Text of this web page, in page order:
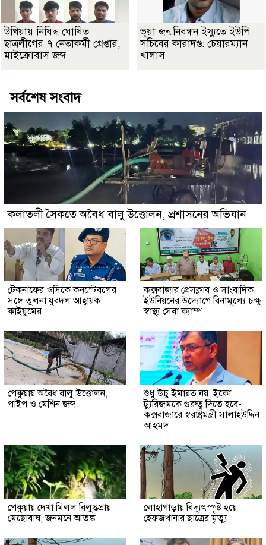
উখিয়ায় নিষিদ্ধ ঘোষিত
ছাত্রলীগের ৭ নেতাকর্মী গ্রেপ্তার,
মাইক্রোবাস জব্দ
ভূয়া জন্মনিবন্ধন ইস্যুতে ইউপি
সচিবের কারাদণ্ড: চেয়ারম্যান
খালাস
সর্বশেষ সংবাদ
কলাতলী সৈকতে অবৈধ বালু উত্তোলন, প্রশাসনের অভিযান
টেকনাফের ওসিকে কনস্টেবলের
সঙ্গে তুলনা যুবদল আহ্বায়ক
কাইয়ুমের
কক্সবাজার প্রেসক্লাব ও সাংবাদিক
ইউনিয়নের উদ্যোগে বিনামূল্যে চক্ষু
স্বাস্থ্য সেবা ক্যাম্প
পেকুয়ায় অবৈধ বালু উত্তোলন,
পাইপ ও মেশিন জব্দ
শুধু উচু ইমারত নয়, ইকো
ট্যুরিজমকে গুরুত্ব দিতে হবে-
কক্সবাজারে স্বরাষ্ট্রমন্ত্রী সালাহউদ্দিন
আহমদ
পেকুয়ায় দেখা মিলল বিলুপ্তপ্রায়
মেছোবাঘ, জনমনে আতঙ্ক
লোহাগাড়ায় বিদ্যুৎস্পৃষ্ট হয়ে
হেফজখানার ছাত্রের মৃত্যু